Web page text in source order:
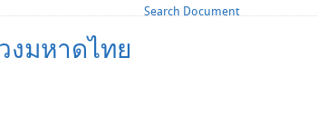
Search Document
งมหาดไทย